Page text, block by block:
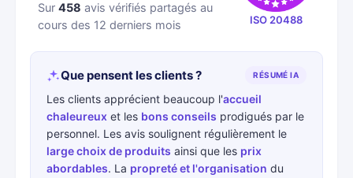
Sur 458 avis vérifiés partagés au
cours des 12 derniers mois
ISO 20488
Que pensent les clients ? RÉSUMÉ IA
Les clients apprécient beaucoup l'accueil
chaleureux et les bons conseils prodigués par le
personnel. Les avis soulignent régulièrement le
large choix de produits ainsi que les prix
abordables. La propreté et l'organisation du